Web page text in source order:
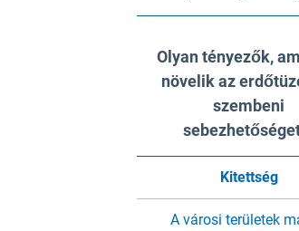
Olyan tényezők,
növelik az
szembeni
Kitettség
A városi területek